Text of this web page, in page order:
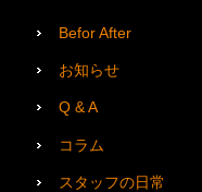
Befor After
お知らせ
Q & A
コラム
スタッフの日常